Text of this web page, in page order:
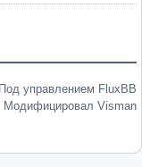
Под управлением FluxBB
Модифицировал Visman